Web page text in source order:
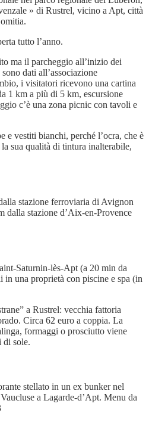
» di Rustrel, vicino a Apt, città
tutto l’anno.
ma il parcheggio all’inizio dei
dati all’associazione
i visitatori ricevono una cartina
1 km a più di 5 km, escursione
c’è una zona picnic con tavoli e
e vestiti bianchi, perché l’ocra, che è
sua qualità di tintura inalterabile,
stazione ferroviaria di Avignon
dalla stazione d’Aix-en-Provence
Saturnin-lès-Apt (a 20 min da
una proprietà con piscine e spa (in
a Rustrel: vecchia fattoria
Circa 62 euro a coppia. La
formaggi o prosciutto viene
di sole.
stellato in un ex bunker nel
a Lagarde-d’Apt. Menu da